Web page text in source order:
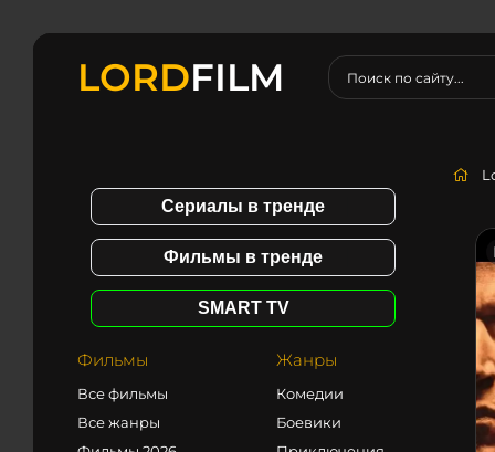
LORDFILM
Сериалы в тренде
Фильмы в тренде
SMART TV
Фильмы
Все фильмы
Все жанры
Жанры
Комедии
Боевики